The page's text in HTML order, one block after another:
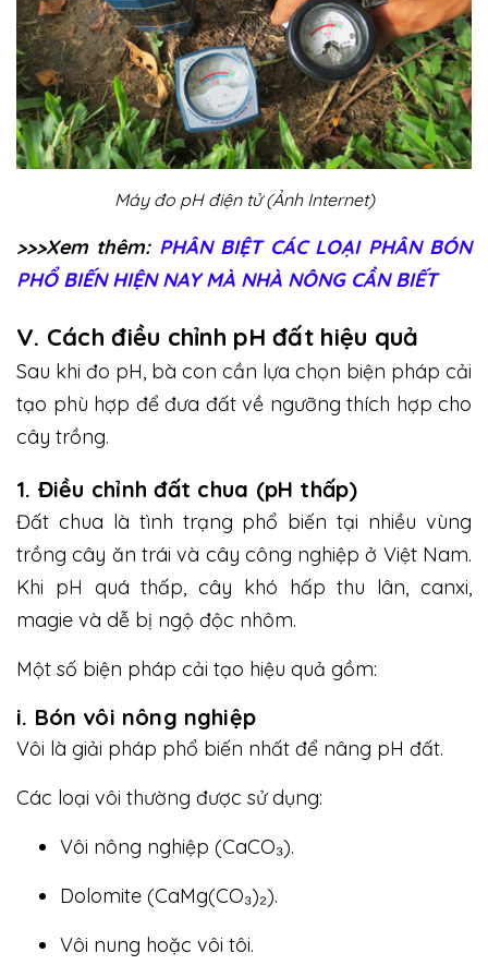
Máy đo pH điện tử (Ảnh Internet)
>>>Xem thêm: PHÂN BIỆT CÁC LOẠI PHÂN BÓN
PHỔ BIẾN HIỆN NAY MÀ NHÀ NÔNG CẦN BIẾT
V. Cách điều chỉnh pH đất hiệu quả
Sau khi đo pH, bà con cần lựa chọn biện pháp cải
tạo phù hợp để đưa đất về ngưỡng thích hợp cho
cây trồng.
1. Điều chỉnh đất chua (pH thấp)
Đất chua là tình trạng phổ biến tại nhiều vùng
trồng cây ăn trái và cây công nghiệp ở Việt Nam.
Khi pH quá thấp, cây khó hấp thu lân, canxi,
magie và dễ bị ngộ độc nhôm.
Một số biện pháp cải tạo hiệu quả gồm:
i. Bón vôi nông nghiệp
Vôi là giải pháp phổ biến nhất để nâng pH đất.
Các loại vôi thường được sử dụng:
Vôi nông nghiệp (CaCO₃).
Dolomite (CaMg(CO₃)₂).
Vôi nung hoặc vôi tôi.